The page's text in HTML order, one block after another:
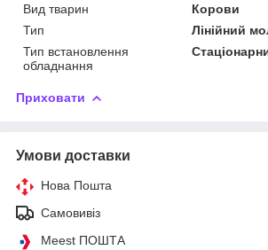
Вид тварин
Корови
Тип
Лінійний
Тип встановлення
обладнання
Приховати
Умови доставки
Нова Пошта
Самовивіз
Meest ПОШТА